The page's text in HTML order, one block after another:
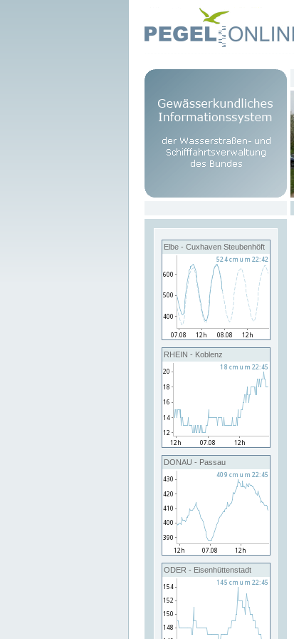
Elbe - Cuxhaven Steubenhöft
RHEIN - Koblenz
DONAU - Passau
ODER - Eisenhüttenstadt